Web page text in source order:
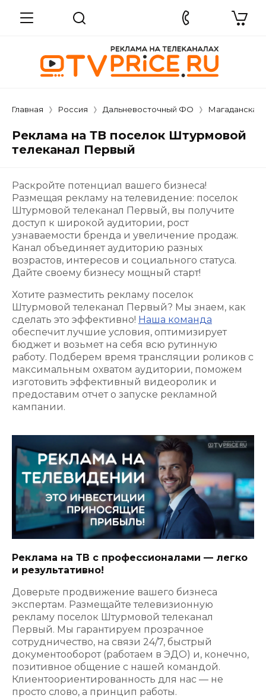
Главная Россия Дальневосточный ФО Магаданская
Реклама на ТВ поселок Штурмовой
телеканал Первый
Раскройте потенциал вашего бизнеса!
Размещая рекламу на телевидение: поселок
Штурмовой телеканал Первый, вы получите
доступ к широкой аудитории, рост
узнаваемости бренда и увеличение продаж.
Канал объединяет аудиторию разных
возрастов, интересов и социального статуса.
Дайте своему бизнесу мощный старт!
Хотите разместить рекламу поселок
Штурмовой телеканал Первый? Мы знаем, как
сделать это эффективно! Наша команда
обеспечит лучшие условия, оптимизирует
бюджет и возьмет на себя всю рутинную
работу. Подберем время трансляции роликов с
максимальным охватом аудитории, поможем
изготовить эффективный видеоролик и
предоставим отчет о запуске рекламной
кампании.
Реклама на ТВ с профессионалами — легко
и результативно!
Доверьте продвижение вашего бизнеса
экспертам. Размещайте телевизионную
рекламу поселок Штурмовой телеканал
Первый. Мы гарантируем прозрачное
сотрудничество, на связи 24/7, быстрый
документооборот (работаем в ЭДО) и, конечно,
позитивное общение с нашей командой.
Клиентоориентированность для нас — не
просто слово, а принцип работы.